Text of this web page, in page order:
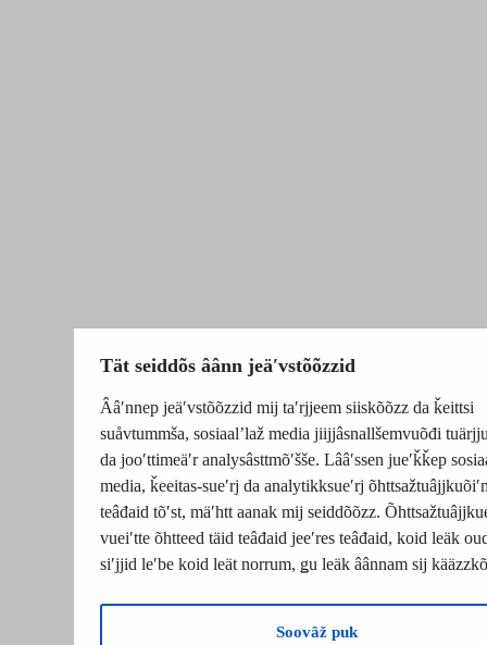
Tät seiddõs âânn jeäʹvstõõzzid
Ââʹnnep jeäʹvstõõzzid mij taʹrjjeem siiskõõzz da ǩeittsi
suåvtummša, sosiaalʼlaž media jiijjâsnallšemvuõđi
da jooʹttimeäʹr analysâsttmõʹšše. Lââʹssen jueʹǩǩep
media, ǩeeitas-sueʹrj da analytikksueʹrj
teâđaid tõʹst, mäʹhtt aanak mij seiddõõzz.
vueiʹtte õhtteed täid teâđaid jeeʹres teâđaid, koid leäk
siʹjjid leʹbe koid leät norrum, ǥu leäk âânnam sij
Soovâž puk